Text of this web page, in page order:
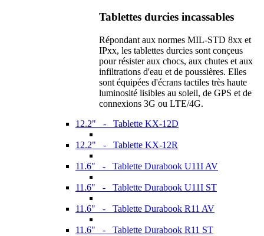
Tablettes durcies incassables
Répondant aux normes MIL-STD 8xx et
IPxx, les tablettes durcies sont conçeus
pour résister aux chocs, aux chutes et aux
infiltrations d'eau et de poussières. Elles
sont équipées d'écrans tactiles très haute
luminosité lisibles au soleil, de GPS et de
connexions 3G ou LTE/4G.
12.2" - Tablette KX-12D
12.2" - Tablette KX-12R
11.6" - Tablette Durabook U11I AV
11.6" - Tablette Durabook U11I ST
11.6" - Tablette Durabook R11 AV
11.6" - Tablette Durabook R11 ST